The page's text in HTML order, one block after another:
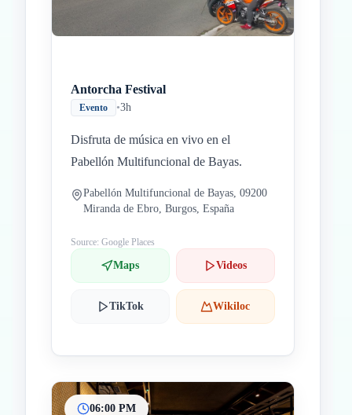
Antorcha Festival
Evento •3h
Disfruta de música en vivo en el
Pabellón Multifuncional de Bayas.
Pabellón Multifuncional de Bayas, 09200
Miranda de Ebro, Burgos, España
Source: Google Places
Maps Videos
TikTok Wikiloc
06:00 PM